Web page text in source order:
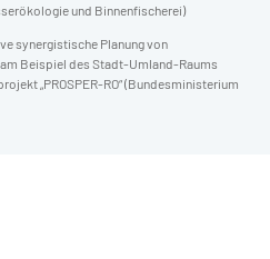
und Binnenfischerei)
synergistische Planung von
Beispiel des Stadt-Umland-Raums
„PROSPER-RO“ (Bundesministerium